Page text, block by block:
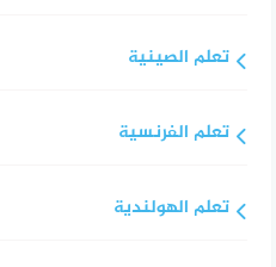
تعلم الصينية
تعلم الفرنسية
تعلم الهولندية